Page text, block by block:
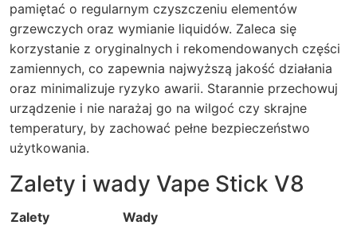
pamiętać o regularnym czyszczeniu elementów
grzewczych oraz wymianie liquidów. Zaleca się
korzystanie z oryginalnych i rekomendowanych części
zamiennych, co zapewnia najwyższą jakość działania
oraz minimalizuje ryzyko awarii. Starannie przechowuj
urządzenie i nie narażaj go na wilgoć czy skrajne
temperatury, by zachować pełne bezpieczeństwo
użytkowania.
Zalety i wady Vape Stick V8
Zalety
Wady